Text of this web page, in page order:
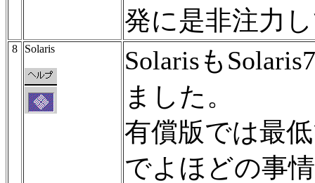
発に是非注力
8 Solaris
Solarisも
ました。
有償版では最
でよほどの事